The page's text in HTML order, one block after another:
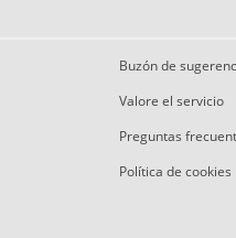
Buzón de
Valore el servicio
Preguntas
Política de cookies